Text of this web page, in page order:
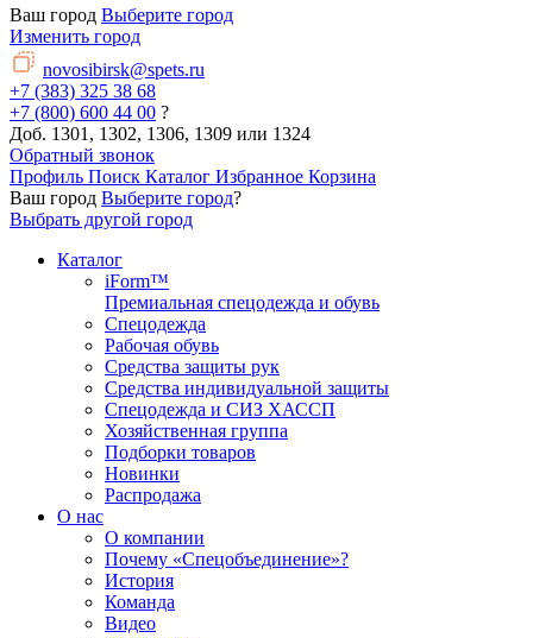
Ваш город Выберите город
Изменить город
novosibirsk@spets.ru
+7 (383) 325 38 68
+7 (800) 600 44 00 ?
Доб. 1301, 1302, 1306, 1309 или 1324
Обратный звонок
Профиль Поиск Каталог Избранное Корзина
Ваш город Выберите город?
Выбрать другой город
Каталог
iForm™
Премиальная спецодежда и обувь
Спецодежда
Рабочая обувь
Средства защиты рук
Средства индивидуальной защиты
Спецодежда и СИЗ ХАССП
Хозяйственная группа
Подборки товаров
Новинки
Распродажа
О нас
О компании
Почему «Спецобъединение»?
История
Команда
Видео